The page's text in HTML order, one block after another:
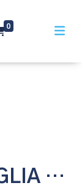
0
SERRATURA MANIGLIA CON CHIAVE